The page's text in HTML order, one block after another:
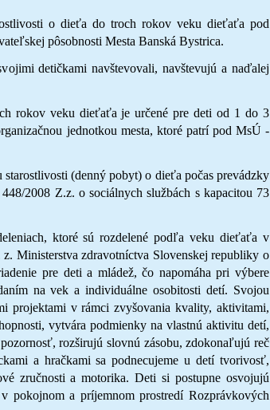
o dieťa do troch rokov veku dieťaťa pod
pôsobnosti Mesta Banská Bystrica.
detičkami navštevovali, navštevujú a naďalej
rokov veku dieťaťa je určené pre deti od 1 do 3
jednotkou mesta, ktoré patrí pod MsÚ -
(denný pobyt) o dieťa počas prevádzky
2008 Z.z. o sociálnych službách s kapacitou 73
ktoré sú rozdelené podľa veku dieťaťa v
Ministerstva zdravotníctva Slovenskej republiky o
pre deti a mládež, čo napomáha pri výbere
na vek a individuálne osobitosti detí. Svojou
projektami v rámci zvyšovania kvality, aktivitami,
vytvára podmienky na vlastnú aktivitu detí,
rozširujú slovnú zásobu, zdokonaľujú reč
a hračkami sa podnecujeme u detí tvorivosť,
zručnosti a motorika. Deti si postupne osvojujú
pokojnom a príjemnom prostredí Rozprávkových